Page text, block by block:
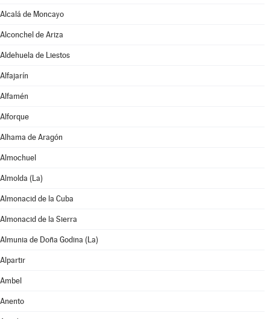
Alcalá de Moncayo
Alconchel de Ariza
Aldehuela de Liestos
Alfajarín
Alfamén
Alforque
Alhama de Aragón
Almochuel
Almolda (La)
Almonacid de la Cuba
Almonacid de la Sierra
Almunia de Doña Godina (La)
Alpartir
Ambel
Anento